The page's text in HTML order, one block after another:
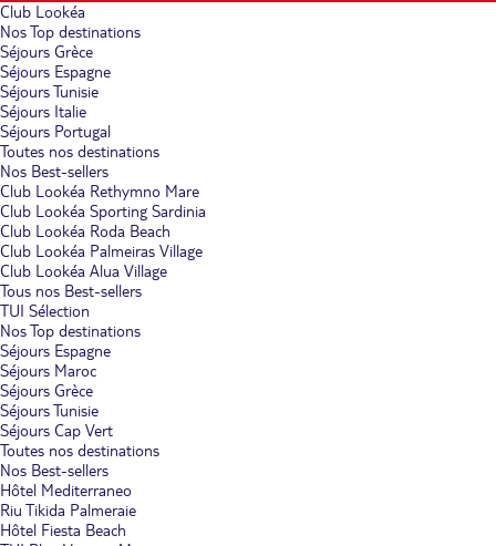
Club Lookéa
Nos Top destinations
Séjours Grèce
Séjours Espagne
Séjours Tunisie
Séjours Italie
Séjours Portugal
Toutes nos destinations
Nos Best-sellers
Club Lookéa Rethymno Mare
Club Lookéa Sporting Sardinia
Club Lookéa Roda Beach
Club Lookéa Palmeiras Village
Club Lookéa Alua Village
Tous nos Best-sellers
TUI Sélection
Nos Top destinations
Séjours Espagne
Séjours Maroc
Séjours Grèce
Séjours Tunisie
Séjours Cap Vert
Toutes nos destinations
Nos Best-sellers
Hôtel Mediterraneo
Riu Tikida Palmeraie
Hôtel Fiesta Beach